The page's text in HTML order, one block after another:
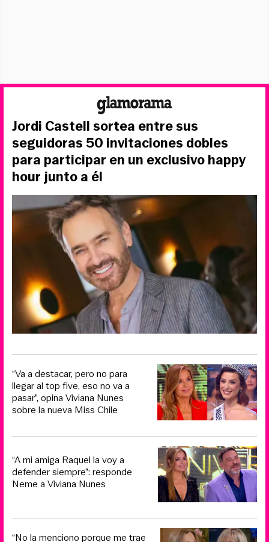
Jordi Castell sortea entre sus
seguidoras 50 invitaciones dobles
para participar en un exclusivo happy
hour junto a él
“Va a destacar, pero no para
llegar al top five, eso no va a
pasar”, opina Viviana Nunes
sobre la nueva Miss Chile
“A mi amiga Raquel la voy a
defender siempre”: responde
Neme a Viviana Nunes
“No la menciono porque me trae